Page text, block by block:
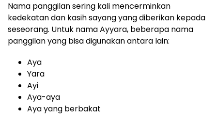
Nama panggilan sering kali mencerminkan
kedekatan dan kasih sayang yang diberikan kepada
seseorang. Untuk nama Ayyara, beberapa nama
panggilan yang bisa digunakan antara lain:
Aya
Yara
Ayi
Aya-aya
Aya yang berbakat